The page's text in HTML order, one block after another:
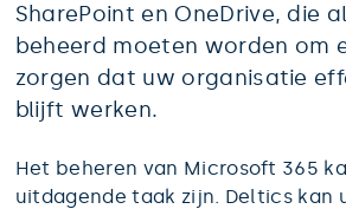
SharePoint en OneDrive, die
beheerd moeten worden om
zorgen dat uw organisatie
blijft werken.
Het beheren van Microsoft 365
uitdagende taak zijn. Deltics kan